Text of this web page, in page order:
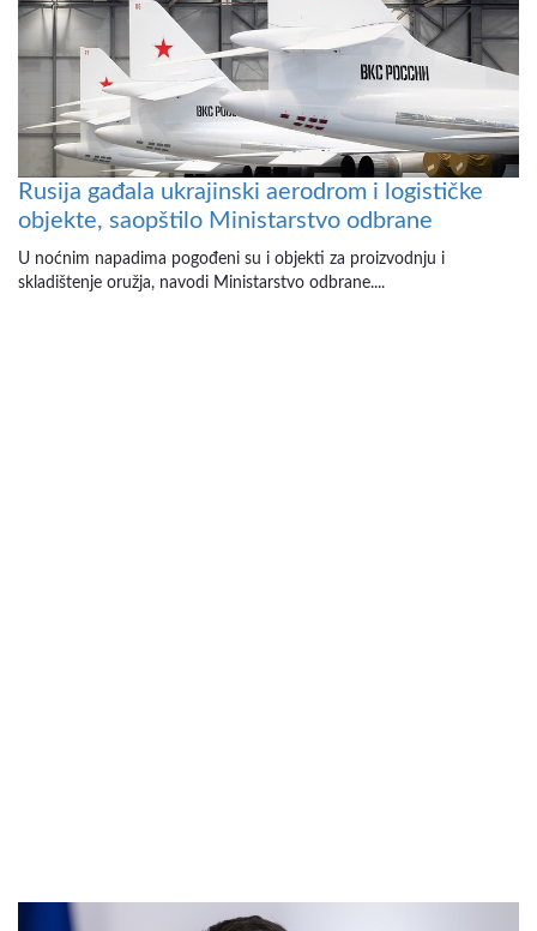
Rusija gađala ukrajinski aerodrom i logističke
objekte, saopštilo Ministarstvo odbrane
U noćnim napadima pogođeni su i objekti za proizvodnju i
skladištenje oružja, navodi Ministarstvo odbrane....